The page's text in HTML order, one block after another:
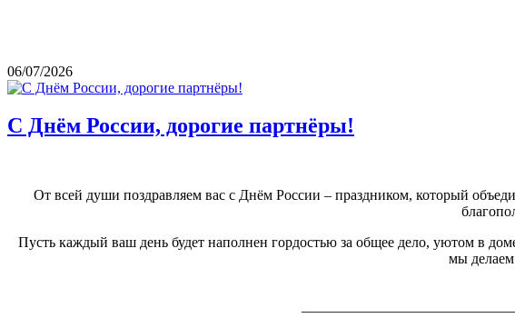
06/07/2026
С Днём России, дорогие партнёры!
От всей души поздравляем вас с Днём России – праздником, который
Пусть каждый ваш день будет наполнен гордостью за общее дело, уютом в
мы делаем